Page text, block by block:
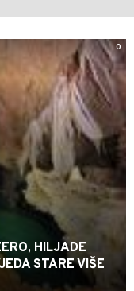
0
HILJADE
STARE VIŠE